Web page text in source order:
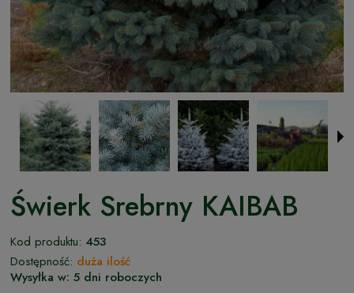
Świerk Srebrny KAIBAB
Kod produktu: 453
Dostępność: duża ilość
Wysyłka w: 5 dni roboczych